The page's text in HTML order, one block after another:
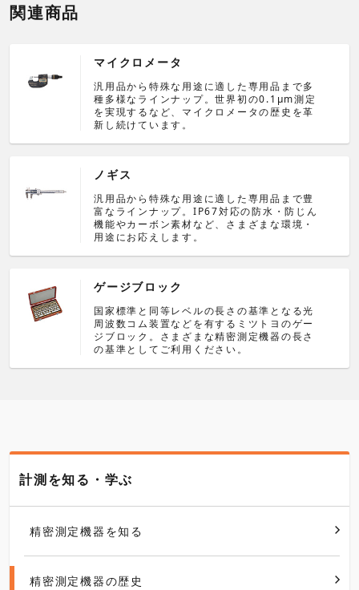
関連商品
マイクロメータ
汎用品から特殊な用途に適した専用品まで多
種多様なラインナップ。世界初の0.1μm測定
を実現するなど、マイクロメータの歴史を革
新し続けています。
ノギス
汎用品から特殊な用途に適した専用品まで豊
富なラインナップ。IP67対応の防水・防じん
機能やカーボン素材など、さまざまな環境・
用途にお応えします。
ゲージブロック
国家標準と同等レベルの長さの基準となる光
周波数コム装置などを有するミツトヨのゲー
ジブロック。さまざまな精密測定機器の長さ
の基準としてご利用ください。
計測を知る・学ぶ
精密測定機器を知る
精密測定機器の歴史